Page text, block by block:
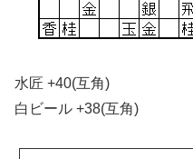
水匠 +40(互角)
白ビール +38(互角)